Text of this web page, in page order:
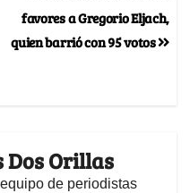
favores a Gregorio Eljach,
quien barrió con 95 votos
Dos Orillas
de periodistas